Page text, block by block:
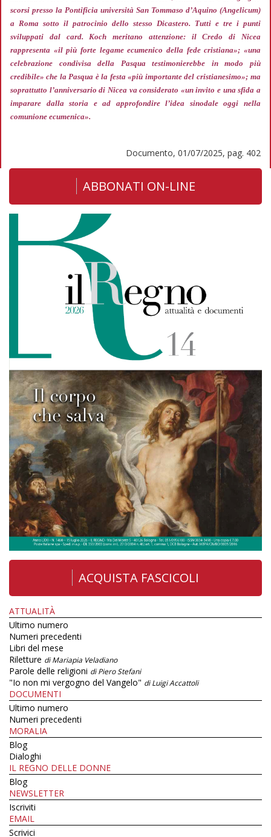
scorsi presso la Pontificia università San Tommaso d’Aquino (Angelicum)
a Roma sotto il patrocinio dello stesso Dicastero. Tutti e tre i punti
sviluppati dal card. Koch meritano attenzione: il Credo di Nicea
rappresenta «il più forte legame ecumenico della fede cristiana»; «una
celebrazione condivisa della Pasqua testimonierebbe in modo più
credibile»che la Pasqua è la festa«più importante del cristianesimo»; ma
soprattutto l’anniversario di Nicea va considerato «un invito e una sfida a
imparare dalla storia e ad approfondire l’idea sinodale oggi nella
comunione ecumenica».
Documento, 01/07/2025, pag. 402
ABBONATI ON-LINE
ACQUISTA FASCICOLI
ATTUALITÀ
Ultimo numero
Numeri precedenti
Libri del mese
Riletture di Mariapia Veladiano
Parole delle religioni di Piero Stefani
"Io non mi vergogno del Vangelo" di Luigi Accattoli
DOCUMENTI
Ultimo numero
Numeri precedenti
MORALIA
Blog
Dialoghi
IL REGNO DELLE DONNE
Blog
NEWSLETTER
Iscriviti
EMAIL
Scrivici